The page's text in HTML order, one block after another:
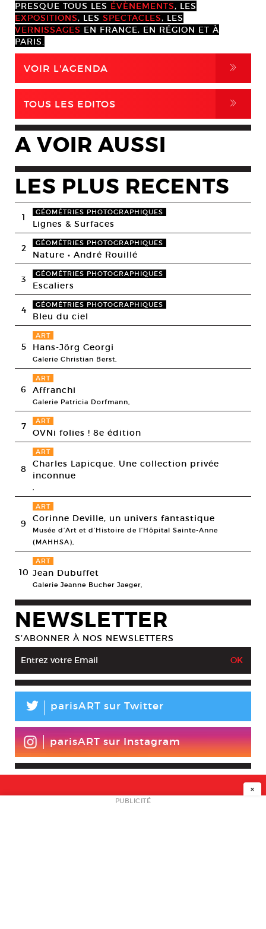
PRESQUE TOUS LES ÉVÈNEMENTS, LES
EXPOSITIONS, LES SPECTACLES, LES
VERNISSAGES EN FRANCE, EN RÉGION ET À
PARIS.
VOIR L'AGENDA ,
TOUS LES EDITOS ,
A VOIR AUSSI
LES PLUS RECENTS
1 GÉOMÉTRIES PHOTOGRAPHIQUES
Lignes & Surfaces
2 GÉOMÉTRIES PHOTOGRAPHIQUES
Nature • André Rouillé
3 GÉOMÉTRIES PHOTOGRAPHIQUES
Escaliers
4 GÉOMÉTRIES PHOTOGRAPHIQUES
Bleu du ciel
5
ART
Hans-Jörg Georgi
Galerie Christian Berst,
6
ART
Affranchi
Galerie Patricia Dorfmann,
7 ART
OVNi folies ! 8e édition
8
ART
Charles Lapicque. Une collection privée
inconnue
,
9
ART
Corinne Deville, un univers fantastique
Musée d’Art et d’Histoire de l’Hôpital Sainte-Anne
(MAHHSA),
10
ART
Jean Dubuffet
Galerie Jeanne Bucher Jaeger,
NEWSLETTER
S’ABONNER À NOS NEWSLETTERS
L parisART sur Twitter
parisART sur Instagram
NEWSLETTER
×
PUBLICITÉ